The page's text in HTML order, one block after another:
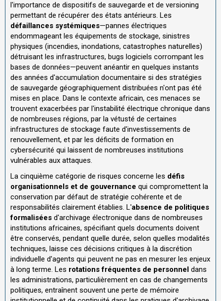
l'importance de dispositifs de sauvegarde et de versioning
permettant de récupérer des états antérieurs. Les
défaillances systémiques—pannes électriques
endommageant les équipements de stockage, sinistres
physiques (incendies, inondations, catastrophes naturelles)
détruisant les infrastructures, bugs logiciels corrompant les
bases de données—peuvent anéantir en quelques instants
des années d'accumulation documentaire si des stratégies
de sauvegarde géographiquement distribuées n'ont pas été
mises en place. Dans le contexte africain, ces menaces se
trouvent exacerbées par l'instabilité électrique chronique dans
de nombreuses régions, par la vétusté de certaines
infrastructures de stockage faute d'investissements de
renouvellement, et par les déficits de formation en
cybersécurité qui laissent de nombreuses institutions
vulnérables aux attaques.
La cinquième catégorie de risques concerne les défis
organisationnels et de gouvernance qui compromettent la
conservation par défaut de stratégie cohérente et de
responsabilités clairement établies. L'absence de politiques
formalisées d'archivage électronique dans de nombreuses
institutions africaines, spécifiant quels documents doivent
être conservés, pendant quelle durée, selon quelles modalités
techniques, laisse ces décisions critiques à la discrétion
individuelle d'agents qui peuvent ne pas en mesurer les enjeux
à long terme. Les rotations fréquentes de personnel dans
les administrations, particulièrement en cas de changements
politiques, entraînent souvent une perte de mémoire